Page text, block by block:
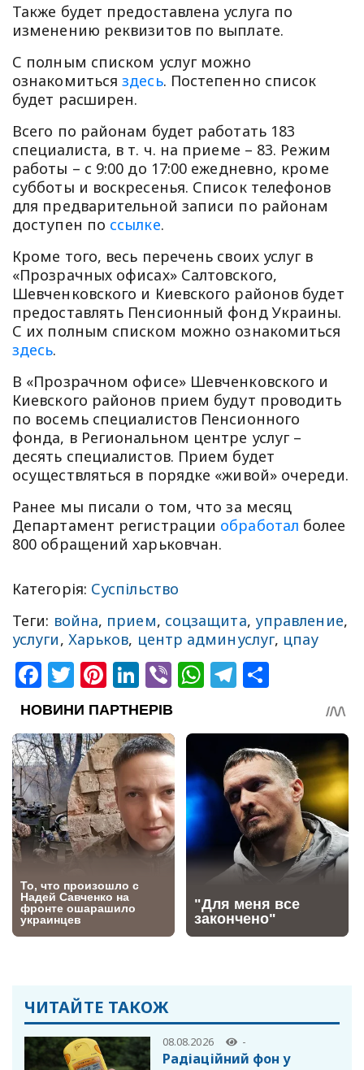
Также будет предоставлена ​​услуга по
изменению реквизитов по выплате.
С полным списком услуг можно
ознакомитьсяздесь. Постепенно список
будет расширен.
Всего по районам будет работать 183
специалиста, в т. ч. на приеме – 83. Режим
работы – с 9:00 до 17:00 ежедневно, кроме
субботы и воскресенья. Список телефонов
для предварительной записи по районам
доступен по ссылке.
Кроме того, весь перечень своих услуг в
«Прозрачных офисах» Салтовского,
Шевченковского и Киевского районов будет
предоставлять Пенсионный фонд Украины.
С их полным списком можно ознакомиться
здесь.
В «Прозрачном офисе» Шевченковского и
Киевского районов прием будут проводить
по восемь специалистов Пенсионного
фонда, в Региональном центре услуг –
десять специалистов. Прием будет
осуществляться в порядке «живой» очереди.
Ранее мы писали о том, что за месяц
Департамент регистрации обработал более
800 обращений харьковчан.
Категорія: Суспільство
Теги: война, прием, соцзащита, управление,
услуги, Харьков, центр админуслуг, цпау
Facebook
Twitter
Pinterest
LinkedIn
ViberWhatsApp
Telegram
ЧИТАЙТЕ ТАКОЖ
08.08.2026 -
Радіаційний фон у